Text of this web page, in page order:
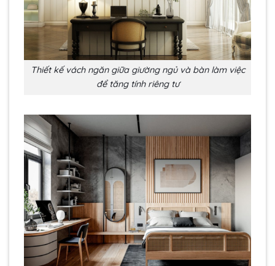
Thiết kế vách ngăn giữa giường ngủ và bàn làm việc
để tăng tính riêng tư